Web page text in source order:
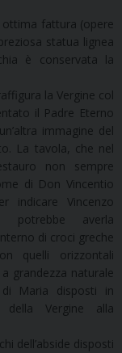
fattura (opere
statua lignea
è conservata la
la Vergine col
il Padre Eterno
immagine del
La tavola, che nel
non sempre
di Don Vincentio
indicare Vincenzo
potrebbe averla
di croci greche
quelli orizzontali
grandezza naturale
Maria disposti in
della Vergine alla
dell’abside disposti